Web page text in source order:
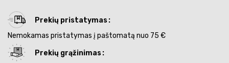
Prekių pristatymas
Nemokamas pristatymas į paštomatą nuo 75 €
Prekių grąžinimas